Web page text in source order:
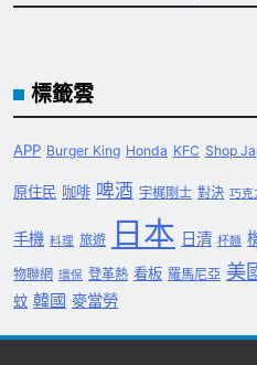
標籤雲
APP Burger King Honda KFC Shop
原住民 咖啡 啤酒 宇梶剛士 對決 巧克
手機 料理 旅遊 日本 日清 杯麵
物聯網 環保 登革熱 看板 羅馬尼亞 美
蚊 韓國 麥當勞